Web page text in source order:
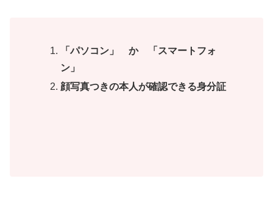
「パソコン」 か 「スマートフォ
ン」
顔写真つきの本人が確認できる身分証